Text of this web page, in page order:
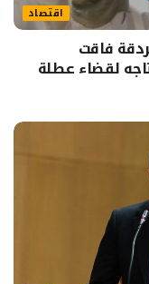
اقتصاد
فاقت
لقضاء عطلة